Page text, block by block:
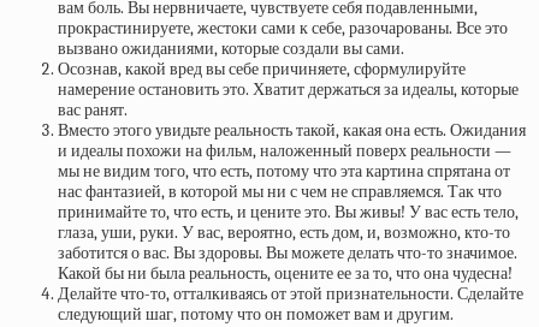
вам боль. Вы нервничаете, чувствуете себя подавленными,
прокрастинируете, жестоки сами к себе, разочарованы. Все это
вызвано ожиданиями, которые создали вы сами.
Осознав, какой вред вы себе причиняете, сформулируйте
намерение остановить это. Хватит держаться за идеалы, которые
вас ранят.
Вместо этого увидьте реальность такой, какая она есть. Ожидания
и идеалы похожи на фильм, наложенный поверх реальности —
мы не видим того, что есть, потому что эта картина спрятана от
нас фантазией, в которой мы ни с чем не справляемся. Так что
принимайте то, что есть, и цените это. Вы живы! У вас есть тело,
глаза, уши, руки. У вас, вероятно, есть дом, и, возможно, кто-то
заботится о вас. Вы здоровы. Вы можете делать что-то значимое.
Какой бы ни была реальность, оцените ее за то, что она чудесна!
Делайте что-то, отталкиваясь от этой признательности. Сделайте
следующий шаг, потому что он поможет вам и другим.